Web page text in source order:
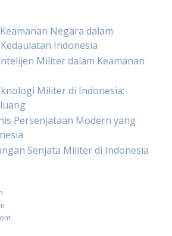
Negara dalam
Indonesia
Militer dalam Keamanan
Militer di Indonesia:
Persenjataan Modern yang
Senjata Militer di Indonesia